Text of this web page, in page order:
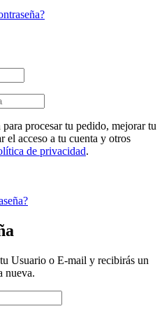
procesar tu pedido, mejorar tu
el acceso a tu cuenta y otros
de privacidad.
Usuario o E-mail y recibirás un
nueva.